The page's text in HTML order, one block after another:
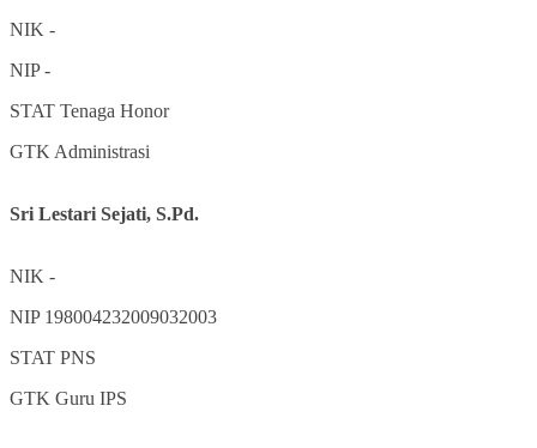
NIK -
NIP-
STAT Tenaga Honor
GTK Administrasi
Sri Lestari Sejati, S.Pd.
NIK -
NIP 198004232009032003
STAT PNS
GTK Guru IPS